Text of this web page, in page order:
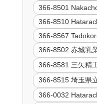
366-8501
366-8510
366-8567
366-8502 赤城乳
366-8581 三矢精
366-8515 埼玉県
366-0032